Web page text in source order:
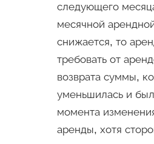
следующего
месячной
снижается, то
требовать от
возврата суммы,
уменьшилась и
момента
аренды, хотя